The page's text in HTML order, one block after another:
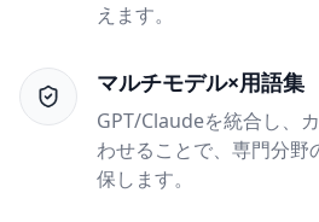
えます。
マルチモデル×用語集
GPT/Claudeを統合し、
わせることで、専門分野
保します。